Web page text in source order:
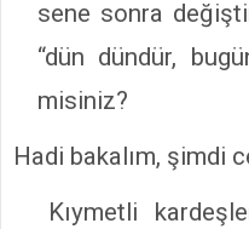
sene sonra
“dün dündür,
misiniz?
Hadi bakalım, şimdi
Kıymetli